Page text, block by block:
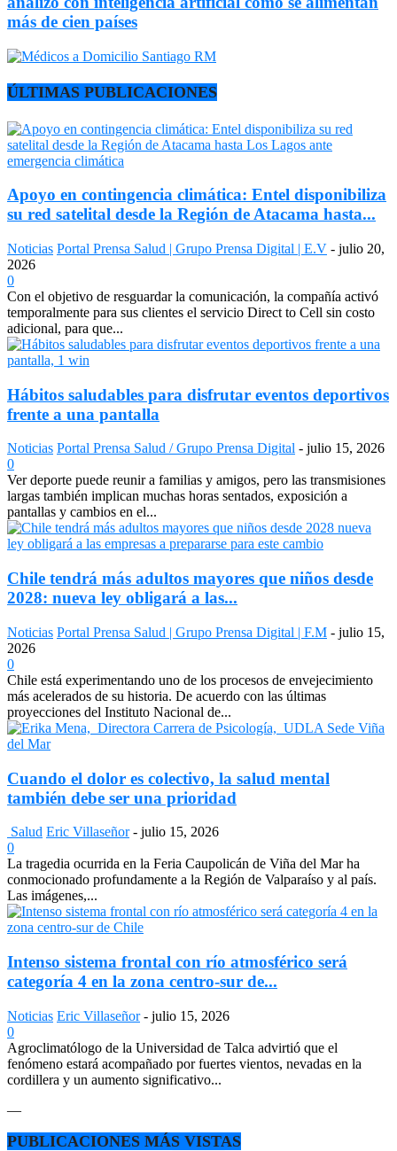
más de cien países
ÚLTIMAS PUBLICACIONES
Apoyo en contingencia climática: Entel disponibiliza
su red satelital desde la Región de Atacama hasta...
Noticias Portal Prensa Salud | Grupo Prensa Digital | E.V - julio 20,
2026
0
Con el objetivo de resguardar la comunicación, la compañía activó
temporalmente para sus clientes el servicio Direct to Cell sin costo
adicional, para que...
Hábitos saludables para disfrutar eventos deportivos
frente a una pantalla
Noticias Portal Prensa Salud / Grupo Prensa Digital - julio 15, 2026
0
Ver deporte puede reunir a familias y amigos, pero las transmisiones
largas también implican muchas horas sentados, exposición a
pantallas y cambios en el...
Chile tendrá más adultos mayores que niños desde
2028: nueva ley obligará a las...
Noticias Portal Prensa Salud | Grupo Prensa Digital | F.M - julio 15,
2026
0
Chile está experimentando uno de los procesos de envejecimiento
más acelerados de su historia. De acuerdo con las últimas
proyecciones del Instituto Nacional de...
Cuando el dolor es colectivo, la salud mental
también debe ser una prioridad
Salud Eric Villaseñor - julio 15, 2026
0
La tragedia ocurrida en la Feria Caupolicán de Viña del Mar ha
conmocionado profundamente a la Región de Valparaíso y al país.
Las imágenes,...
Intenso sistema frontal con río atmosférico será
categoría 4 en la zona centro-sur de...
Noticias Eric Villaseñor - julio 15, 2026
0
Agroclimatólogo de la Universidad de Talca advirtió que el
fenómeno estará acompañado por fuertes vientos, nevadas en la
cordillera y un aumento significativo...
—
PUBLICACIONES MÁS VISTAS